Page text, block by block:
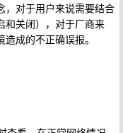
，对于用户来说需要结合
和关闭），对于厂商来
成的不正确误报。